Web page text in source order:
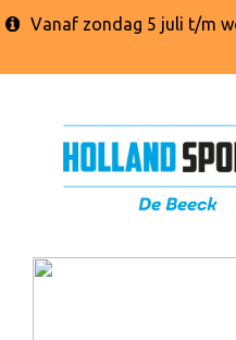
Vanaf zondag 5 juli t/m